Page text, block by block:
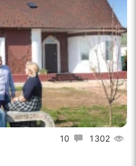
10 1302